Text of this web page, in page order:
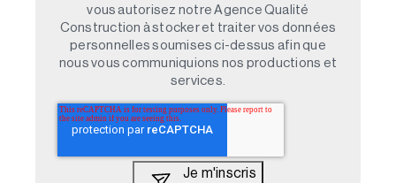
vous autorisez notre Agence Qualité
Construction à stocker et traiter vos données
personnelles soumises ci-dessus afin que
nous vous communiquions nos productions et
services.